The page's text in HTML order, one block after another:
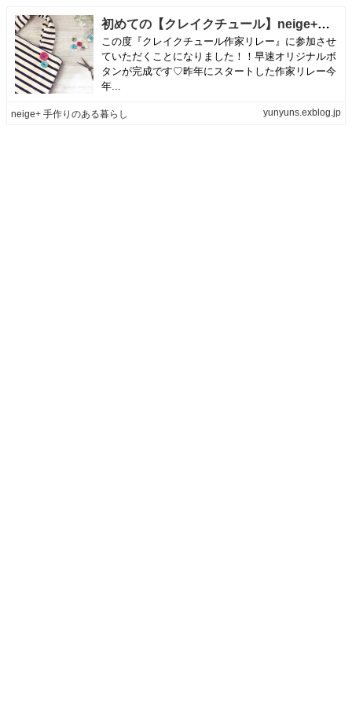
初めての【クレイクチュール】neige+オリジナルボタン作り♪ | neige+ 手作りのある暮らし
この度『クレイクチュール作家リレー』に参加させ
ていただくことになりました！！早速オリジナルボ
タンが完成です♡昨年にスタートした作家リレー今
年...
neige+ 手作りのある暮らし yunyuns.exblog.jp